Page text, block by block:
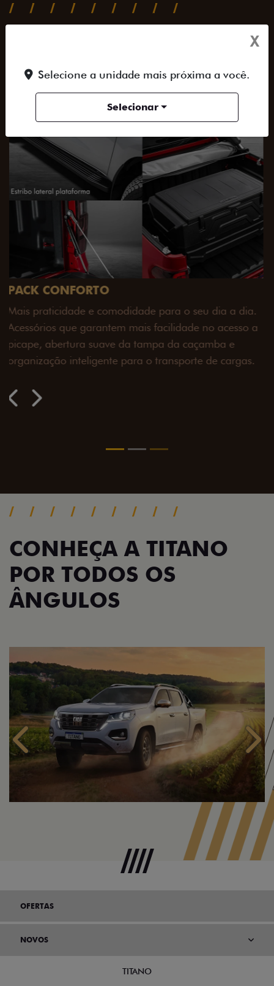
PACK OFF-ROAD
Prepare sua picape para qualquer desafio. O Pack
off-road combina engate de reboque para até 3,5
toneladas, alargadores de para-lamas e overbumper,
oferecendo mais capacidade de reboque, proteção
imponente para enfrentar qualquer terreno com
confiança.
Pack tecnologia
CONHEÇA A TITANO
POR TODOS OS
ÂNGULOS
Anterior
OFERTAS
NOVOS
TITANO
X
Selecione a unidade mais próxima a você.
Selecionar